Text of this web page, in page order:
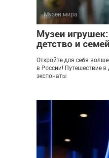
Музеи мира
Музеи
детство и
Откройте для себя
в России! Путешествие в
экспонаты